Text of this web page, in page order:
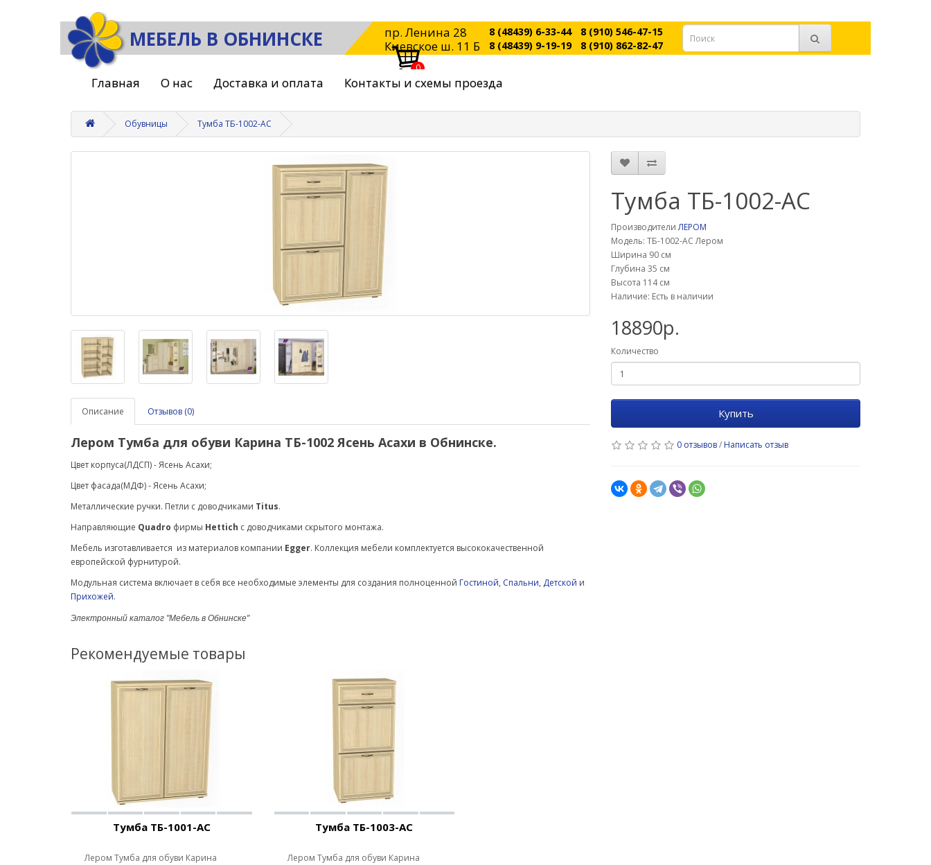
МЕБЕЛЬ В ОБНИНСКЕ
пр. Ленина 28
Киевское ш. 11 Б
8 (48439) 6-33-44
8 (48439) 9-19-19
8 (910) 546-47-15
8 (910) 862-82-47
0
Главная О нас Доставка и оплата Контакты и схемы проезда
Обувницы Тумба ТБ-1002-АС
Описание Отзывов (0)
Лером Тумба для обуви Карина ТБ-1002 Ясень Асахи в Обнинске.
Цвет корпуса(ЛДСП) - Ясень Асахи;
Цвет фасада(МДФ) -Ясень Асахи;
Металлические ручки. Петли с доводчиками Titus.
Направляющие Quadro фирмы Hettich с доводчиками скрытого монтажа.
Мебель изготавливается из материалов компании Egger. Коллекция мебели комплектуется высококачественной
европейской фурнитурой.
Модульная система включает в себя все необходимые элементы для создания полноценной Гостиной, Спальни, Детской и
Прихожей.
Электронный каталог "Мебель в Обнинске"
Тумба ТБ-1002-АС
ПроизводителиЛЕРОМ
Модель: ТБ-1002-АС Лером
Ширина 90 см
Глубина 35 см
Высота 114 см
Наличие: Есть в наличии
18890р.
Количество
Купить
0 отзывов/ Написать отзыв
Рекомендуемые товары
Тумба ТБ-1001-АС
Лером Тумба для обуви Карина
Тумба ТБ-1003-АС
Лером Тумба для обуви Карина